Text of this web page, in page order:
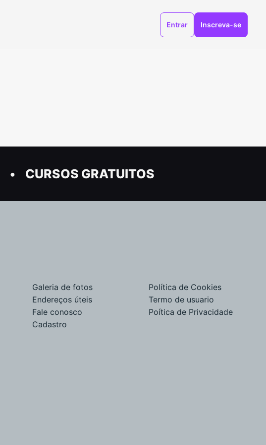
Entrar Inscreva-se
CURSOS GRATUITOS
Galeria de fotos
Endereços úteis
Fale conosco
Cadastro
Política de Cookies
Termo de usuario
Poítica de Privacidade